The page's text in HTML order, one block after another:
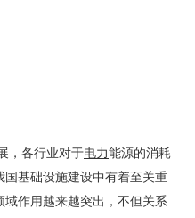
各行业对于电力能源的消耗
国基础设施建设中有着至关重
作用越来越突出，不但关系